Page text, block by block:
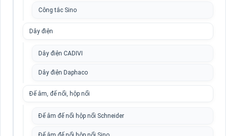
Công tắc Sino
Dây điện
Dây điện CADIVI
Dây điện Daphaco
Đế âm, đế nổi, hộp nổi
Đế âm đế nổi hộp nổi Schneider